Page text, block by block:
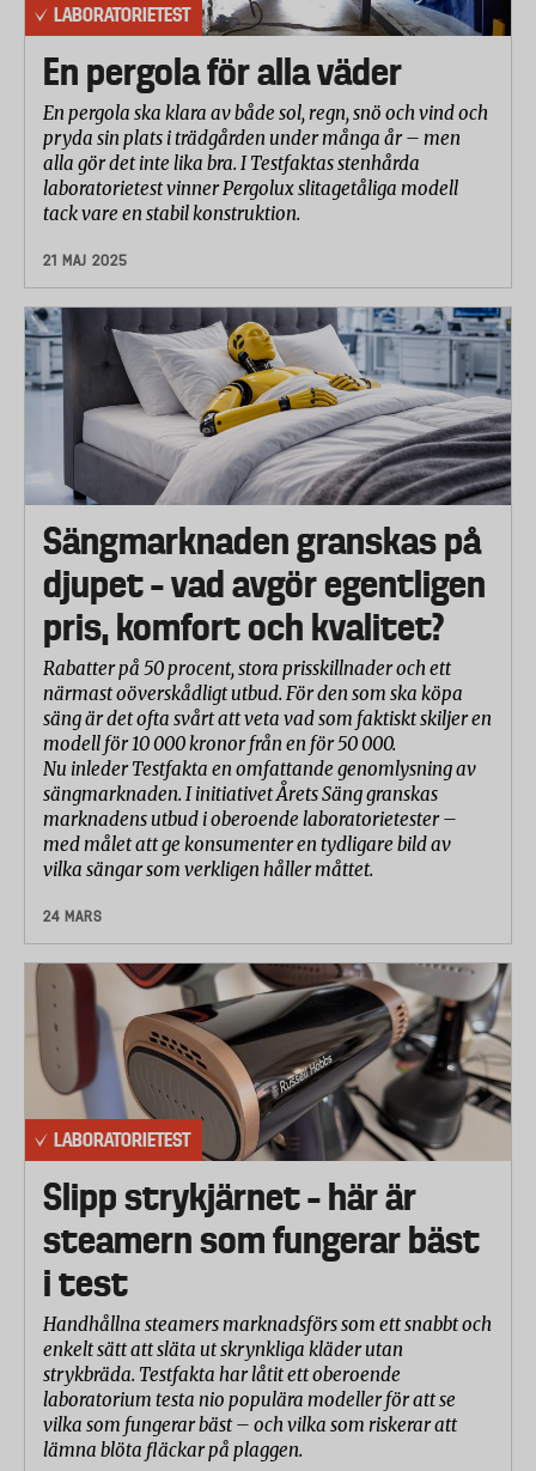
LABORATORIETEST
En pergola för alla väder
En pergola ska klara av både sol, regn, snö och vind och
pryda sin plats i trädgården under många år – men
alla gör det inte lika bra. I Testfaktas stenhårda
laboratorietest vinner Pergolux slitagetåliga modell
tack vare en stabil konstruktion.
21 MAJ 2025
Sängmarknaden granskas på
djupet – vad avgör egentligen
pris, komfort och kvalitet?
Rabatter på 50 procent, stora prisskillnader och ett
närmast oöverskådligt utbud. För den som ska köpa
säng är det ofta svårt att veta vad som faktiskt skiljer en
modell för 10 000 kronor från en för 50 000.
Nu inleder Testfakta en omfattande genomlysning av
sängmarknaden. I initiativet Årets Säng granskas
marknadens utbud i oberoende laboratorietester –
med målet att ge konsumenter en tydligare bild av
vilka sängar som verkligen håller måttet.
24 MARS
LABORATORIETEST
Slipp strykjärnet – här är
steamern som fungerar bäst
i test
Handhållna steamers marknadsförs som ett snabbt och
enkelt sätt att släta ut skrynkliga kläder utan
strykbräda. Testfakta har låtit ett oberoende
laboratorium testa nio populära modeller för att se
vilka som fungerar bäst – och vilka som riskerar att
lämna blöta fläckar på plaggen.